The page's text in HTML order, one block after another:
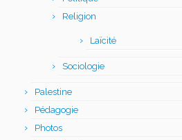
Religion
Laïcité
Sociologie
Palestine
Pédagogie
Photos